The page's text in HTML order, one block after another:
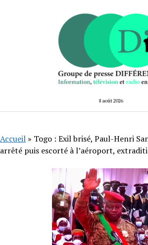
8 août 2026
Accueil » Togo : Exil brisé, Paul-Henri
arrêté puis escorté à l’aéroport,